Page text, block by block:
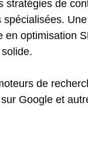
stratégies de
en optimisation
de
Google et